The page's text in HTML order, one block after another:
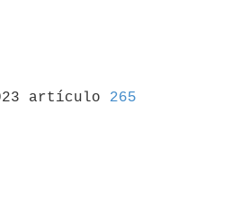
artículo 265